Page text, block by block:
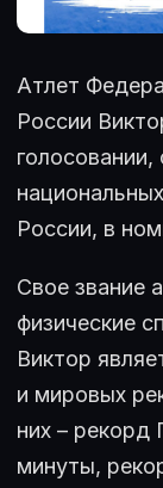
Атлет
России
России, в
Свое звание
физические
Виктор
и мировых
них – рекорд
минуты,